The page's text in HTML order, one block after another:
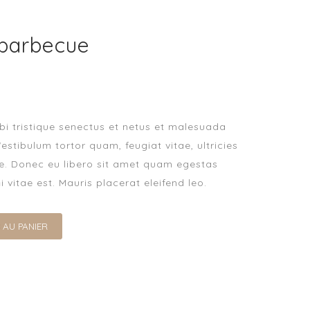
tristique senectus et netus et malesuada
tortor quam, feugiat vitae, ultricies
Donec eu libero sit amet quam egestas
vitae est. Mauris placerat eleifend leo.
PANIER